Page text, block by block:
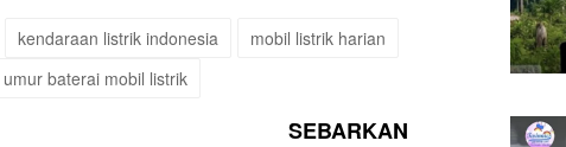
kendaraan listrik indonesia
mobil listrik harian
umur baterai mobil listrik
SEBARKAN